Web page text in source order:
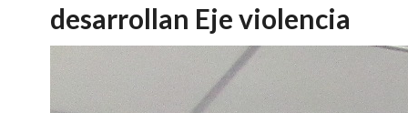
desarrollan Eje violencia